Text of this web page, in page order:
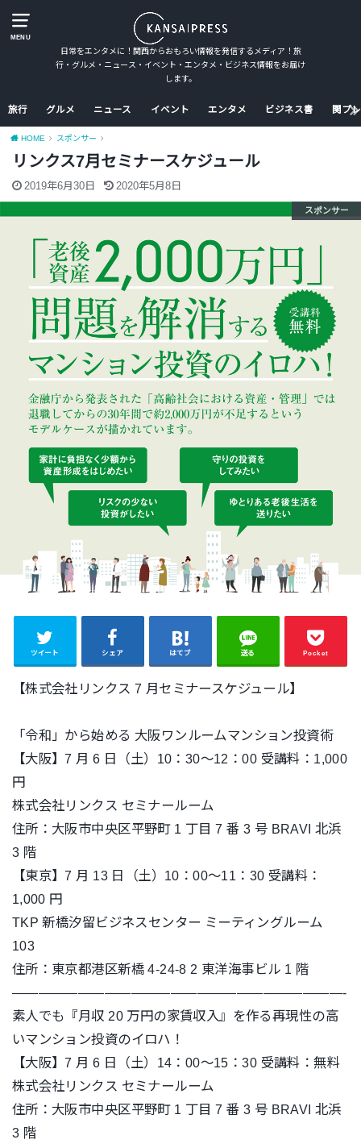
MENU
日常をエンタメに！関西からおもろい情報を発信するメディア！旅
行・グルメ・ニュース・イベント・エンタメ・ビジネス情報をお届け
します。
旅行 グルメ ニュース イベント エンタメ ビジネス書 関プ
HOME スポンサー
リンクス7月セミナースケジュール
2019年6月30日 2020年5月8日
スポンサー
ツイート シェア はてブ 送る Pocket
【株式会社リンクス 7 月セミナースケジュール】
「令和」から始める 大阪ワンルームマンション投資術
【大阪】7 月 6 日（土）10：30～12：00 受講料：1,000
円
株式会社リンクス セミナールーム
住所：大阪市中央区平野町 1 丁目 7 番 3 号 BRAVI 北浜
3 階
【東京】7 月 13 日（土）10：00～11：30 受講料：
1,000 円
TKP 新橋汐留ビジネスセンター ミーティングルーム
103
住所：東京都港区新橋 4-24-8 2 東洋海事ビル 1 階
—————————————————————————-
素人でも『月収 20 万円の家賃収入』を作る再現性の高
いマンション投資のイロハ！
【大阪】7 月 6 日（土）14：00～15：30 受講料：無料
株式会社リンクス セミナールーム
住所：大阪市中央区平野町 1 丁目 7 番 3 号 BRAVI 北浜
3 階